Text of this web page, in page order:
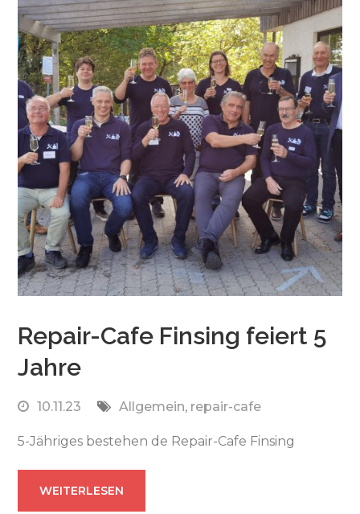
Repair-Cafe Finsing feiert 5
Jahre
10.11.23 Allgemein, repair-cafe
5-Jähriges bestehen de Repair-Cafe Finsing
WEITERLESEN